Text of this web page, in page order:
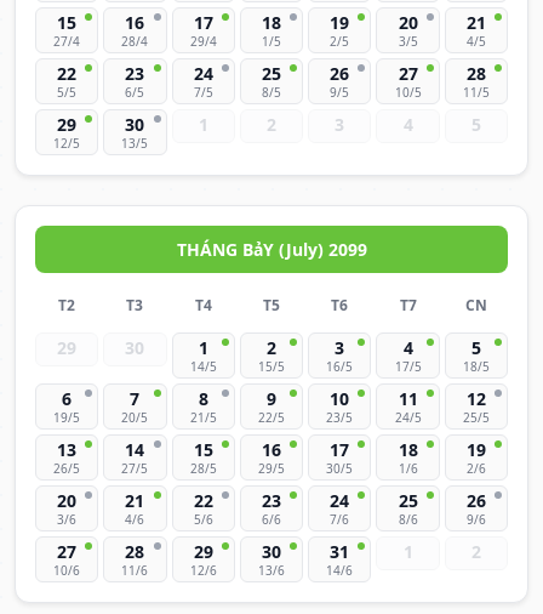
15
27/4
16
28/4
17
29/4
18
1/5
19
2/5
20
3/5
21
4/5
22
5/5
23
6/5
24
7/5
25
8/5
26
9/5
27
10/5
28
11/5
29
12/5
30
13/5
1 2 3 4 5
THÁNG BảY (July) 2099
T2 T3 T4 T5 T6 T7 CN
29 30 1
14/5
2
15/5
3
16/5
4
17/5
5
18/5
6
19/5
7
20/5
8
21/5
9
22/5
10
23/5
11
24/5
12
25/5
13
26/5
14
27/5
15
28/5
16
29/5
17
30/5
18
1/6
19
2/6
20
3/6
21
4/6
22
5/6
23
6/6
24
7/6
25
8/6
26
9/6
27
10/6
28
11/6
29
12/6
30
13/6
31
14/6
1 2